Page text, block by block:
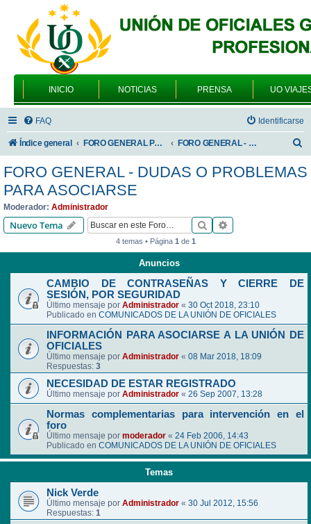
INICIO NOTICIAS PRENSA UO
FAQ Identificarse
Índice general FORO GENERAL PARA TODOS LOS USUARIOS FORO GENERAL - DUDAS O PROBLEMAS PARA ASOCIARSE
s
FORO GENERAL - DUDAS O PROBLEMAS
PARA ASOCIARSE
Moderador: Administrador
Nuevo Tema Buscar
4 temas • Página 1de 1
Anuncios
CAMBIO DE CONTRASEÑAS Y CIERRE DE
SESIÓN, POR SEGURIDAD
Último mensaje por Administrador « 30 Oct 2018, 23:10
Publicado en COMUNICADOS DE LA UNIÓN DE OFICIALES
INFORMACIÓN PARA ASOCIARSE A LA UNIÓN DE
OFICIALES
Último mensaje por Administrador « 08 Mar 2018, 18:09
Respuestas: 3
NECESIDAD DE ESTAR REGISTRADO
Último mensaje por Administrador « 26 Sep 2007, 13:28
Normas complementarias para intervención en el
foro
Último mensaje por moderador « 24 Feb 2006, 14:43
Publicado en COMUNICADOS DE LA UNIÓN DE OFICIALES
Temas
Nick Verde
Último mensaje por Administrador « 30 Jul 2012, 15:56
Respuestas: 1